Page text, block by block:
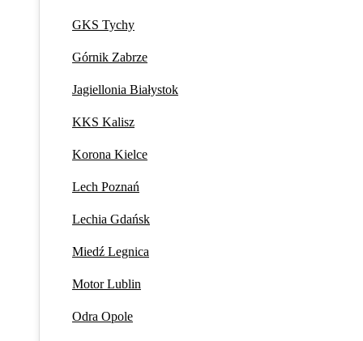
GKS Tychy
Górnik Zabrze
Jagiellonia Białystok
KKS Kalisz
Korona Kielce
Lech Poznań
Lechia Gdańsk
Miedź Legnica
Motor Lublin
Odra Opole